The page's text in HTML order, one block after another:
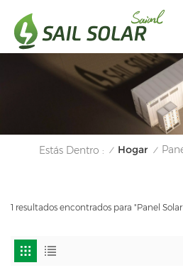
Estás Dentro : / Hogar /
1 resultados encontrados para "Panel